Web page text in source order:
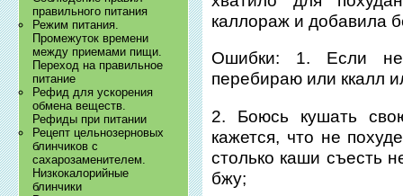
правильного питания
Режим питания.
Промежуток времени
между приемами пищи.
Переход на правильное
питание
Рефид для ускорения
обмена веществ.
Рефиды при питании
Рецепт цельнозерновых
блинчиков с
сахарозаменителем.
Низкокалорийные
блинчики
каллораж и добавила
Ошибки: 1. Если не
перебираю или ккалл
2. Боюсь кушать
кажется, что не
столько каши съесть
бжу;